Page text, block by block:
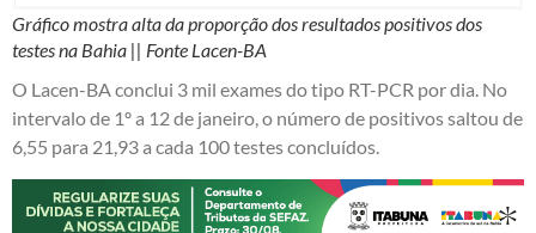
Gráfico mostra alta da proporção dos resultados positivos dos
testes na Bahia || Fonte Lacen-BA
O Lacen-BA conclui 3 mil exames do tipo RT-PCR por dia. No
intervalo de 1º a 12 de janeiro, o número de positivos saltou de
6,55 para 21,93 a cada 100 testes concluídos.